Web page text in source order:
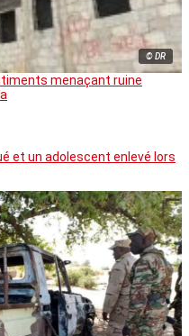
© DR
menaçant ruine
et un adolescent enlevé lors